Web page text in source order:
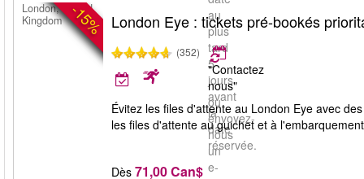
au
plus
tard
5
jours
avant
la
date
réservée.
-15%
London, United
Kingdom
London Eye : tickets pré-bookés
(352)
"Contactez
nous"
ou
envoyez-
nous
un
e-
Évitez les files d'attente au London Eye avec
les files d'attente au guichet et à
Dès 71,00 Can$